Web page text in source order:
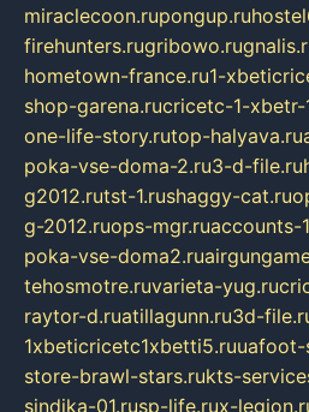
miraclecoon.rupongup.ru
firehunters.rugribowo.ru
hometown-france.ru1-
shop-garena.rucricetc-1-
one-life-story.rutop-halyava.ru
poka-vse-doma-2.ru3-d-file.ru
g2012.rutst-1.rushaggy-cat.ru
g-2012.ruops-mgr.ruaccounts-
poka-vse-doma2.ru
tehosmotre.ruvarieta-yug.ru
raytor-d.ruatillagunn.ru3d-
1xbeticricetc1xbetti5.ru
store-brawl-stars.rukts-
sindika-01.rusp-life.rux-